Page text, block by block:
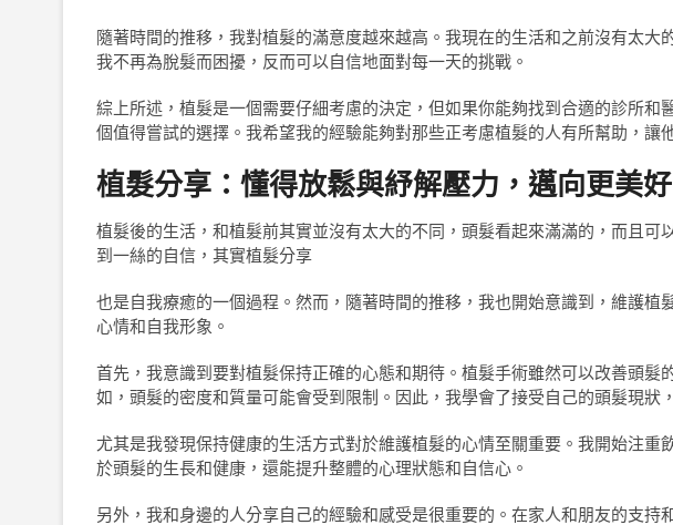
隨著時間的推移，我對植髮的滿意度越來越高。我現在的生活和之前沒有太大
我不再為脫髮而困擾，反而可以自信地面對每一天的挑戰。
綜上所述，植髮是一個需要仔細考慮的決定，但如果你能夠找到合適的診所和
個值得嘗試的選擇。我希望我的經驗能夠對那些正考慮植髮的人有所幫助，讓
植髮分享：懂得放鬆與紓解壓力，邁向更美好
植髮後的生活，和植髮前其實並沒有太大的不同，頭髮看起來滿滿的，而且可
到一絲的自信，其實植髮分享
也是自我療癒的一個過程。然而，隨著時間的推移，我也開始意識到，維護植
心情和自我形象。
首先，我意識到要對植髮保持正確的心態和期待。植髮手術雖然可以改善頭髮
如，頭髮的密度和質量可能會受到限制。因此，我學會了接受自己的頭髮現狀
尤其是我發現保持健康的生活方式對於維護植髮的心情至關重要。我開始注重
於頭髮的生長和健康，還能提升整體的心理狀態和自信心。
另外，我和身邊的人分享自己的經驗和感受是很重要的。在家人和朋友的支持